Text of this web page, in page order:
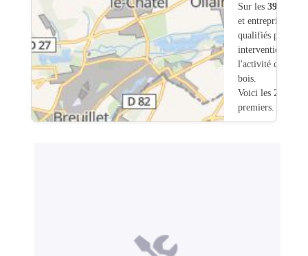
Sur les 39
et entreprises
qualifiés pour une
intervention sur
l'activité
bois.
Voici les 20
premiers.